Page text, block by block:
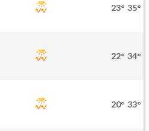
23° 35°
22° 34°
20° 33°